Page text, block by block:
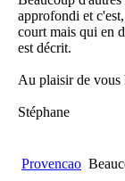
approfondi et
court mais qui en
est décrit.
Au plaisir de vous
Stéphane
Provencao